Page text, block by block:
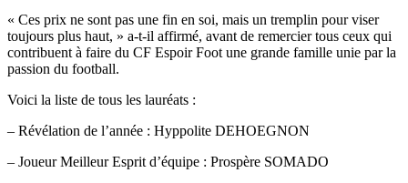
« Ces prix ne sont pas une fin en soi, mais un tremplin pour viser
toujours plus haut, » a-t-il affirmé, avant de remercier tous ceux qui
contribuent à faire du CF Espoir Foot une grande famille unie par la
passion du football.
Voici la liste de tous les lauréats :
– Révélation de l’année : Hyppolite DEHOEGNON
– Joueur Meilleur Esprit d’équipe : Prospère SOMADO